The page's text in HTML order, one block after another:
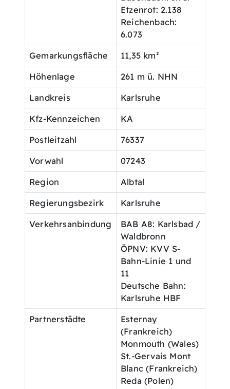
Etzenrot: 2.138
Reichenbach:
6.073
Gemarkungsfläche 11,35 km²
Höhenlage 261 m ü. NHN
Landkreis Karlsruhe
Kfz-Kennzeichen KA
Postleitzahl 76337
Vorwahl 07243
Region Albtal
Regierungsbezirk Karlsruhe
Verkehrsanbindung
BAB A8: Karlsbad /
Waldbronn
ÖPNV: KVV S-
Bahn-Linie 1 und
11
Deutsche Bahn:
Karlsruhe HBF
Partnerstädte
Esternay
(Frankreich)
Monmouth (Wales)
St.-Gervais Mont
Blanc (Frankreich)
Reda (Polen)